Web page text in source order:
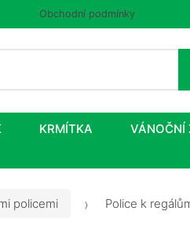
Obchodní podmínky
KRMÍTKA VÁNOČNÍ
policemi Police k